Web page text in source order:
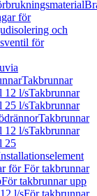
för
och
för
Takbrunnar
12 l/sTakbrunnar
25 l/sTakbrunnar
Takbrunnar
12 l/sTakbrunnar
25
för För takbrunnar
För takbrunnar upp
l/sFör takbrunnar